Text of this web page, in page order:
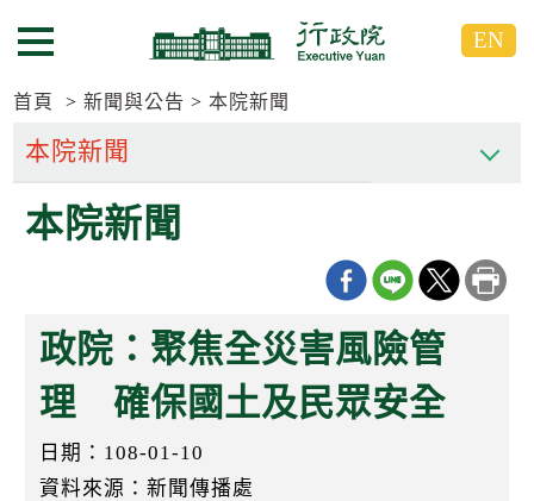
到
要
區
到
要
區
選單按鈕 EN
首頁 新聞與公告 本院新聞
本院新聞
政院：聚焦全災害風險管
理 確保國土及民眾安全
日期：108-01-10
資料來源：新聞傳播處